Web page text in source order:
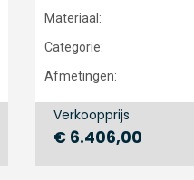
Materiaal:
Categorie:
Afmetingen:
Verkoopprijs
€ 6.406,00